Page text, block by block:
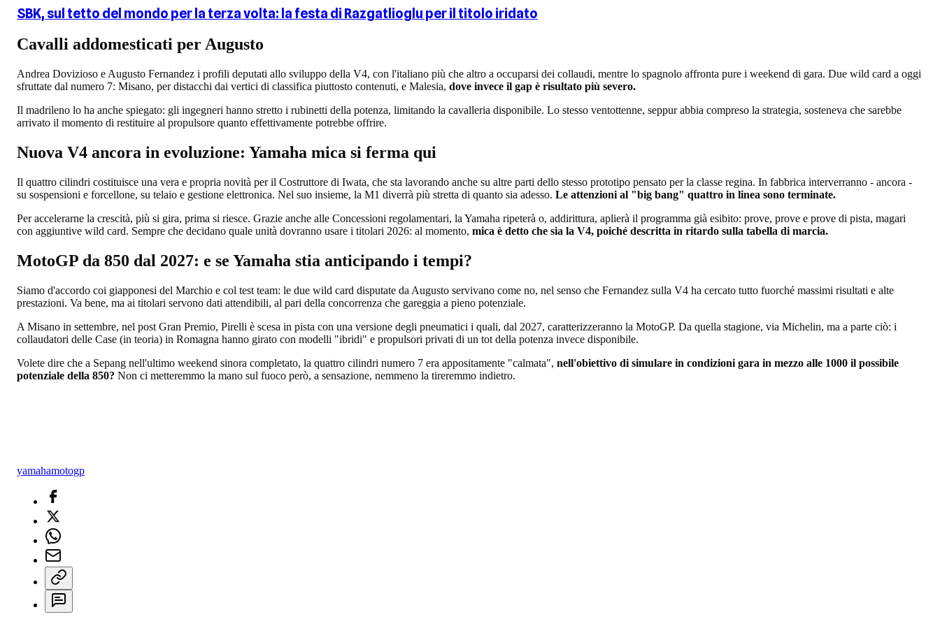
SBK, sul tetto del mondo per la terza volta: la festa di Razgatlioglu per il titolo iridato
Cavalli addomesticati per Augusto
Andrea Dovizioso e Augusto Fernandez i profili deputati allo sviluppo della V4, con l'italiano più che altro a occuparsi dei collaudi, mentre lo spagnolo affronta pure i weekend di gara. Due wild card a oggi
sfruttate dal numero 7: Misano, per distacchi dai vertici di classifica piuttosto contenuti, e Malesia, dove invece il gap è risultato più severo.
Il madrileno lo ha anche spiegato: gli ingegneri hanno stretto i rubinetti della potenza, limitando la cavalleria disponibile. Lo stesso ventottenne, seppur abbia compreso la strategia, sosteneva che sarebbe
arrivato il momento di restituire al propulsore quanto effettivamente potrebbe offrire.
Nuova V4 ancora in evoluzione: Yamaha mica si ferma qui
Il quattro cilindri costituisce una vera e propria novità per il Costruttore di Iwata, che sta lavorando anche su altre parti dello stesso prototipo pensato per la classe regina. In fabbrica interverranno - ancora -
su sospensioni e forcellone, su telaio e gestione elettronica. Nel suo insieme, la M1 diverrà più stretta di quanto sia adesso. Le attenzioni al "big bang" quattro in linea sono terminate.
Per accelerarne la crescità, più si gira, prima si riesce. Grazie anche alle Concessioni regolamentari, la Yamaha ripeterà o, addirittura, aplierà il programma già esibito: prove, prove e prove di pista, magari
con aggiuntive wild card. Sempre che decidano quale unità dovranno usare i titolari 2026: al momento, mica è detto che sia la V4, poiché descritta in ritardo sulla tabella di marcia.
MotoGP da 850 dal 2027: e se Yamaha stia anticipando i tempi?
Siamo d'accordo coi giapponesi del Marchio e col test team: le due wild card disputate da Augusto servivano come no, nel senso che Fernandez sulla V4 ha cercato tutto fuorché massimi risultati e alte
prestazioni. Va bene, ma ai titolari servono dati attendibili, al pari della concorrenza che gareggia a pieno potenziale.
A Misano in settembre, nel post Gran Premio, Pirelli è scesa in pista con una versione degli pneumatici i quali, dal 2027, caratterizzeranno la MotoGP. Da quella stagione, via Michelin, ma a parte ciò: i
collaudatori delle Case (in teoria) in Romagna hanno girato con modelli "ibridi" e propulsori privati di un tot della potenza invece disponibile.
Volete dire che a Sepang nell'ultimo weekend sinora completato, la quattro cilindri numero 7 era appositamente "calmata", nell'obiettivo di simulare in condizioni gara in mezzo alle 1000 il possibile
potenziale della 850? Non ci metteremmo la mano sul fuoco però, a sensazione, nemmeno la tireremmo indietro.
yamahamotogp